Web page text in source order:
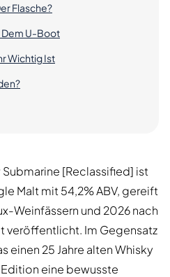
Flasche?
Dem U-Boot
Wichtig Ist
[Reclassified] ist
Malt mit 54,2% ABV, gereift
Weinfässern und 2026 nach
veröffentlicht. Im Gegensatz
einen 25 Jahre alten Whisky
eine bewusste